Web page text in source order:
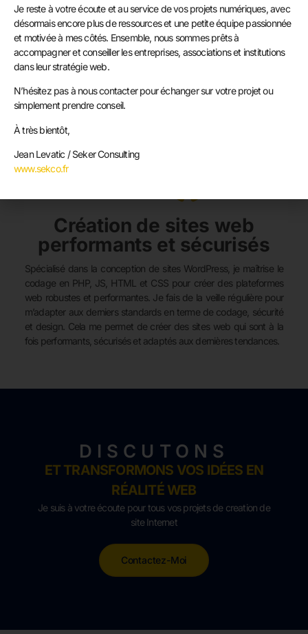
Afin de garantir une visibilité optimale sur Google et d’autres
moteurs de recherche, je vous accompagne dans la création de
contenu pertinent et optimisé pour le référencement naturel.
J’effectue des audits SEO, des analyses de mots-clés et des
ajustements techniques pour assurer que votre site atteint son
plein potentiel en matière de classement dans les moteurs de
recherche.
Création de sites web
performants et sécurisés
Spécialisé dans la conception de sites WordPress, je maîtrise le
codage en PHP, JS, HTML et CSS pour créer des plateformes
web robustes et performantes. Je fais de la veille régulière pour
m’adapter aux derniers standards en terme de codage, sécurité
et design. Cela me permet de créer des sites web qui sont à la
fois performants, sécurisés et adaptés aux dernières tendances.
DISCUTONS
ET TRANSFORMONS VOS IDÉES EN
RÉALITÉ WEB
Je suis à votre écoute pour tous vos projets de creation de
site Internet
Contactez-Moi
Je reste à votre écoute et au service de vos projets numériques, avec
désormais encore plus de ressources et une petite équipe passionnée
et motivée à mes côtés. Ensemble, nous sommes prêts à
accompagner et conseiller les entreprises, associations et institutions
dans leur stratégie web.
N’hésitez pas à nous contacter pour échanger sur votre projet ou
simplement prendre conseil.
À très bientôt,
Jean Levatic / Seker Consulting
www.sekco.fr